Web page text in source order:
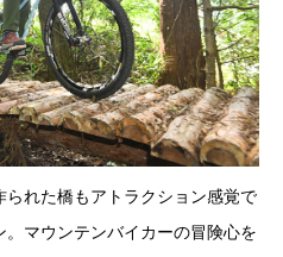
られた橋もアトラクション感覚で
マウンテンバイカーの冒険心を